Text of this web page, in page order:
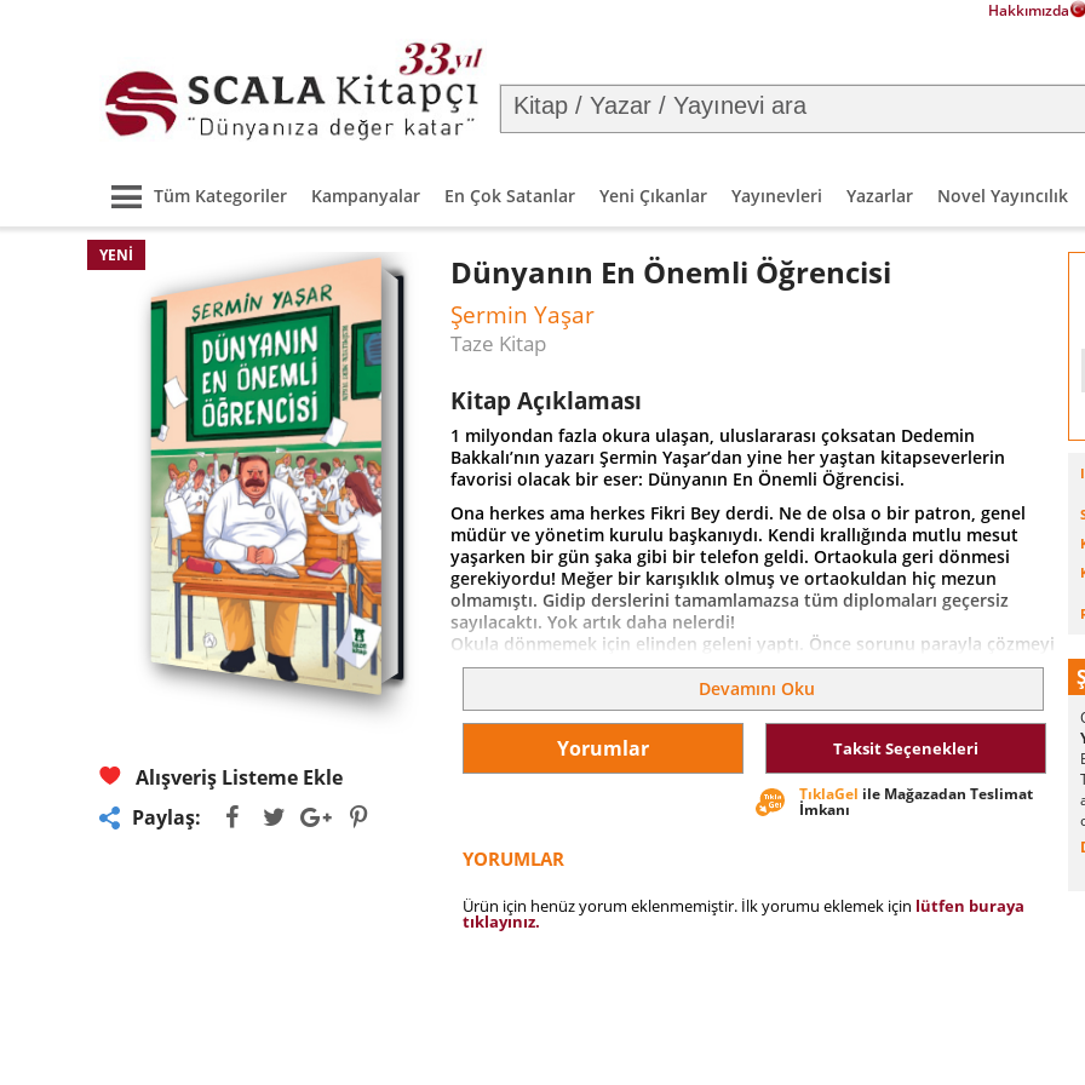
Hakkımızda
Tüm Kategoriler Kampanyalar En Çok Satanlar Yeni Çıkanlar Yayınevleri Yazarlar Novel Yayıncılık
YENI
Alışveriş Listeme Ekle
Paylaş:
Dünyanın En Önemli Öğrencisi
Şermin Yaşar
Taze Kitap
Kitap Açıklaması
1 milyondan fazla okura ulaşan, uluslararası çoksatan Dedemin
Bakkalı’nın yazarı Şermin Yaşar’dan yine her yaştan kitapseverlerin
favorisi olacak bir eser: Dünyanın En Önemli Öğrencisi.
Ona herkes ama herkes Fikri Bey derdi. Ne de olsa o bir patron, genel
müdür ve yönetim kurulu başkanıydı. Kendi krallığında mutlu mesut
yaşarken bir gün şaka gibi bir telefon geldi. Ortaokula geri dönmesi
gerekiyordu! Meğer bir karışıklık olmuş ve ortaokuldan hiç mezun
olmamıştı. Gidip derslerini tamamlamazsa tüm diplomaları geçersiz
sayılacaktı. Yok artık daha nelerdi!
Okula dönmemek için elinden geleni yaptı. Önce sorunu parayla çözmeyi
denedi ama kabul edilmedi. Sonra karnı ağrıdığı için rapor almaya çalıştı,
kimse vermedi. Okuldan kaçmaya kalkıştı ama başarısız oldu. Sonunda
durumu kabullendi. Bir an önce mezun olmalı ve işine dönmeliydi. Öyle
de yaptı.
Bir ortaokul, insanın hayatını ne kadar değiştirebilir? Bunu Fikri Bey’e
sormak lazım. Yani 119 Fikri’ye..
Devamını Oku
Yorumlar Taksit Seçenekleri
TıklaGel ile Mağazadan Teslimat
İmkanı
YORUMLAR
Ürün için henüz yorum eklenmemiştir. İlk yorumu eklemek için lütfen buraya
tıklayınız.